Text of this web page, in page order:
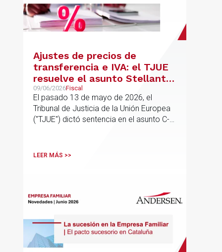
Ajustes de precios de
transferencia e IVA: el TJUE
resuelve el asunto Stellantis
(C-603/24)
09/06/2026Fiscal
El pasado 13 de mayo de 2026, el
Tribunal de Justicia de la Unión Europea
("TJUE") dictó sentencia en el asunto C-
la fiscalidad de los grupos
vinculadas
LEER MÁS >>